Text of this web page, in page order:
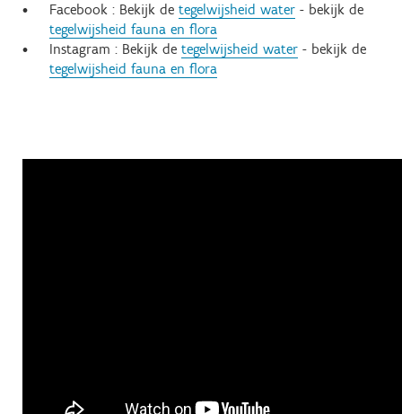
Facebook : Bekijk de tegelwijsheid water - bekijk de
tegelwijsheid fauna en flora
Instagram : Bekijk de tegelwijsheid water - bekijk de
tegelwijsheid fauna en flora